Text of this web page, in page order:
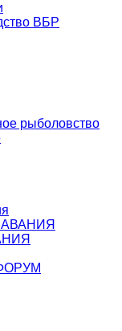
ВБР
рыболовство